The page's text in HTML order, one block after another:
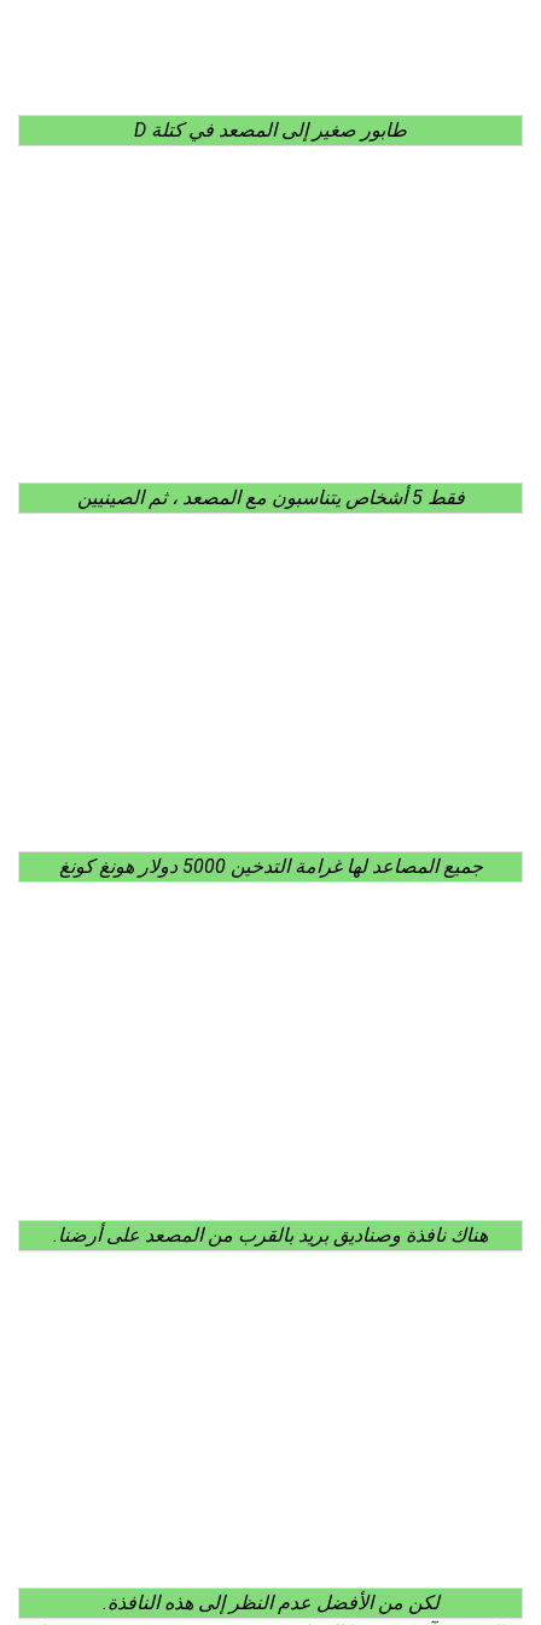
طابور صغير إلى المصعد في كتلة D
فقط 5 أشخاص يتناسبون مع المصعد ، ثم الصينيين
جميع المصاعد لها غرامة التدخين 5000 دولار هونغ كونغ
هناك نافذة وصناديق بريد بالقرب من المصعد على أرضنا.
لكن من الأفضل عدم النظر إلى هذه النافذة.